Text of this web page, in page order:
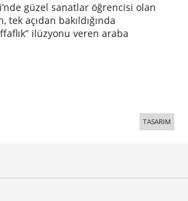
güzel sanatlar öğrencisi olan
tek açıdan bakıldığında
ilüzyonu veren araba
TASARIM